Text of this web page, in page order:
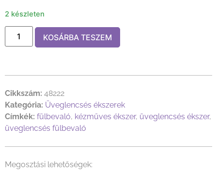
2 készleten
KOSÁRBA TESZEM
Cikkszám: 48222
Kategória: Üveglencsés ékszerek
Címkék: fülbevaló, kézműves ékszer, üveglencsés ékszer,
üveglencsés fülbevaló
Megosztási lehetőségek: